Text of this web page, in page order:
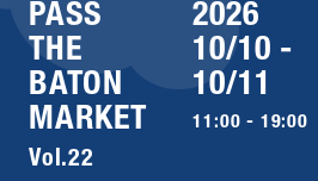
PASS
THE
BATON
MARKET
Vol.22
2026
10/10 -
10/11
11:00 - 19:00